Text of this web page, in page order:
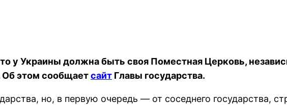
у Украины должна быть своя Поместная Церковь,
Об этом сообщаетсайт Главы государства.
но, в первую очередь — от соседнего государства,